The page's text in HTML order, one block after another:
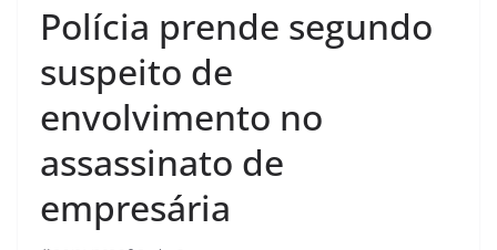
Polícia prende segundo
suspeito de
envolvimento no
assassinato de
empresária